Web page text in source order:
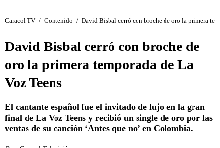
Caracol TV / Contenido / David Bisbal cerró con broche de oro la primera
David Bisbal cerró con broche de
oro la primera temporada de La
Voz Teens
El cantante español fue el invitado de lujo en la gran
final de La Voz Teens y recibió un single de oro por las
ventas de su canción ‘Antes que no’ en Colombia.